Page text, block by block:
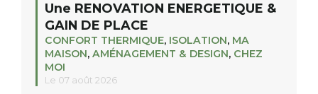
Une RENOVATION ENERGETIQUE &
GAIN DE PLACE
CONFORT THERMIQUE, ISOLATION, MA
MAISON, AMÉNAGEMENT & DESIGN, CHEZ
MOI
Le 07 août 2026